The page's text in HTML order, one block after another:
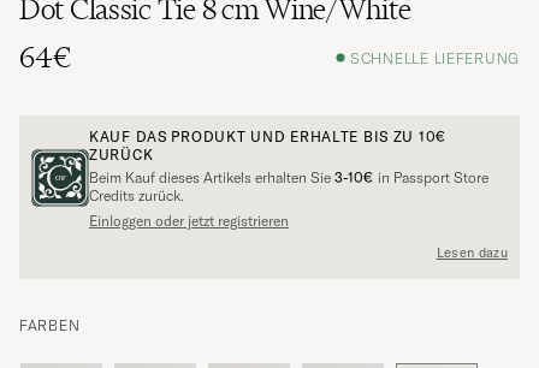
Dot Classic Tie 8 cm Wine/White
64€
SCHNELLE LIEFERUNG
KAUF DAS PRODUKT UND ERHALTE BIS ZU 10€
ZURÜCK
Beim Kauf dieses Artikels erhalten Sie 3-10€ in Passport Store
Credits zurück.
Einloggen oder jetzt registrieren
Lesen dazu
FARBEN